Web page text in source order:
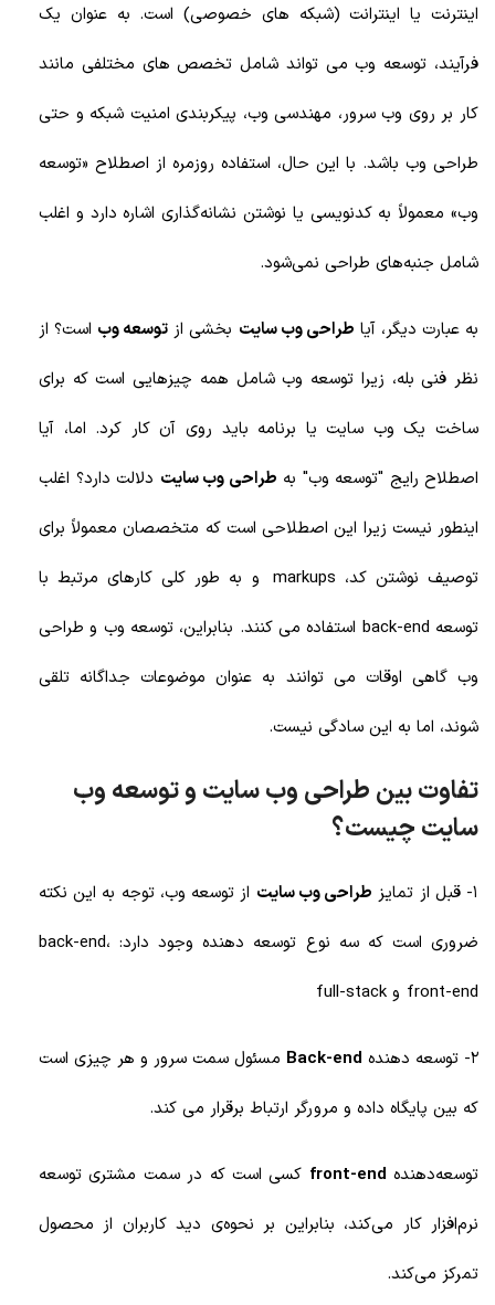
اینترنت یا اینترانت (شبکه های خصوصی) است. به عنوان یک
فرآیند، توسعه وب می تواند شامل تخصص های مختلفی مانند
کار بر روی وب سرور، مهندسی وب، پیکربندی امنیت شبکه و حتی
طراحی وب باشد. با این حال، استفاده روزمره از اصطلاح «توسعه
وب» معمولاً به کدنویسی یا نوشتن نشانه‌گذاری اشاره دارد و اغلب
شامل جنبه‌های طراحی نمی‌شود.
به عبارت دیگر، آیا طراحی وب سایت بخشی از توسعه وب است؟ از
نظر فنی بله، زیرا توسعه وب شامل همه چیزهایی است که برای
ساخت یک وب سایت یا برنامه باید روی آن کار کرد. اما، آیا
اصطلاح رایج "توسعه وب" به طراحی وب سایت دلالت دارد؟ اغلب
اینطور نیست زیرا این اصطلاحی است که متخصصان معمولاً برای
توصیف نوشتن کد، markups
و به طور کلی کارهای مرتبط با
توسعه
back-end استفاده می کنند. بنابراین، توسعه وب و طراحی
وب گاهی اوقات می توانند به عنوان موضوعات جداگانه تلقی
شوند، اما به این سادگی نیست.
تفاوت بین طراحی وب سایت و توسعه وب
سایت چیست؟
1- قبل از تمایز طراحی وب سایت از توسعه وب، توجه به این نکته
ضروری است که سه نوع توسعه دهنده وجود دارد: back-end،
front-end و
2- توسعه دهنده Back-end مسئول سمت سرور و هر چیزی است
که بین پایگاه داده و مرورگر ارتباط برقرار می کند.
توسعه‌دهنده front-end کسی است که در سمت مشتری توسعه
نرم‌افزار کار می‌کند، بنابراین بر نحوه‌ی دید کاربران از محصول
تمرکز می‌کند.